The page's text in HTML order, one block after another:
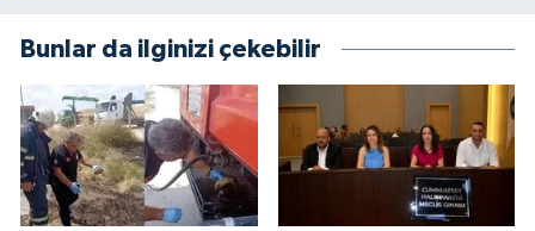
Bunlar da ilginizi çekebilir